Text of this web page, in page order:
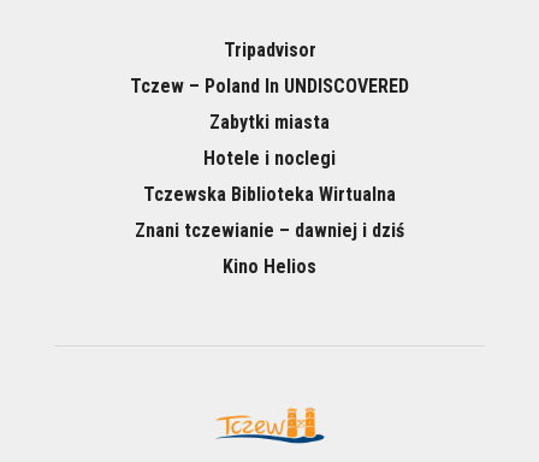
Tripadvisor
Tczew – Poland In UNDISCOVERED
Zabytki miasta
Hotele i noclegi
Tczewska Biblioteka Wirtualna
Znani tczewianie – dawniej i dziś
Kino Helios